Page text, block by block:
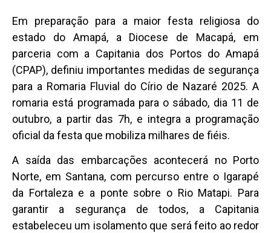
Em preparação para a maior festa religiosa do
estado do Amapá, a Diocese de Macapá, em
parceria com a Capitania dos Portos do Amapá
(CPAP), definiu importantes medidas de segurança
para a Romaria Fluvial do Círio de Nazaré 2025. A
romaria está programada para o sábado, dia 11 de
outubro, a partir das 7h, e integra a programação
oficial da festa que mobiliza milhares de fiéis.
A saída das embarcações acontecerá no Porto
Norte, em Santana, com percurso entre o Igarapé
da Fortaleza e a ponte sobre o Rio Matapi. Para
garantir a segurança de todos, a Capitania
estabeleceu um isolamento que será feito ao redor